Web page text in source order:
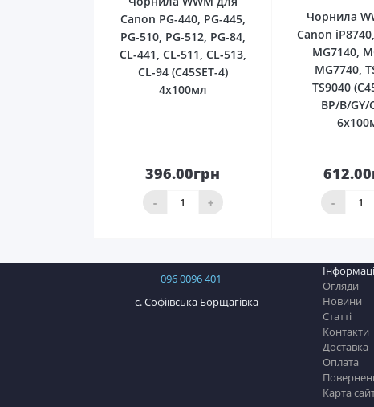
Canon PG-440, PG-445,
PG-510, PG-512, PG-84,
CL-441, CL-511, CL-513,
CL-94 (C45SET-4)
4х100мл
396.00грн
- +
До
кошика
Чорнила
Canon
MG7140,
MG7740,
TS9040
BP/B/GY/
-
096 0096 401
с. Софіївська Борщагівка
Огляди
Новини
Статті
Контакти
Доставка
Оплата
Карта